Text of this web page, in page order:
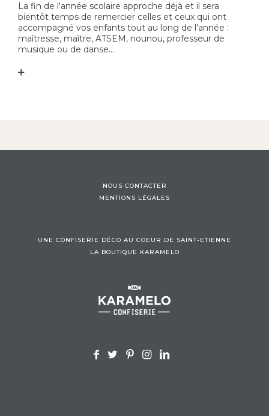
La fin de l'année scolaire approche déjà et il sera
bientôt temps de remercier celles et ceux qui ont
accompagné vos enfants tout au long de l'année :
maîtresse, maître, ATSEM, nounou, professeur de
musique ou de danse...
UNE CONFISERIE DÉCO AU COEUR DE SAINT-ETIENNE
LA BOUTIQUE KARAMELO
NOUS CONTACTER
MENTIONS LÉGALES